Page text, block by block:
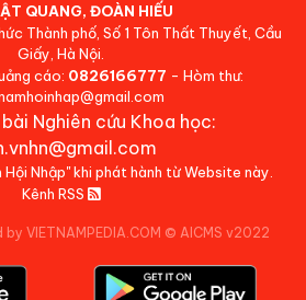
QUANG, ĐOÀN HIẾU
Thành phố, Số 1 Tôn Thất Thuyết, Cầu
Giấy, Hà Nội.
cáo: 0826166777 - Hòm thư:
Nghiên cứu Khoa học:
Nhập" khi phát hành từ Website này.
Kênh RSS
VIETNAMPEDIA.COM © AICMS v2022